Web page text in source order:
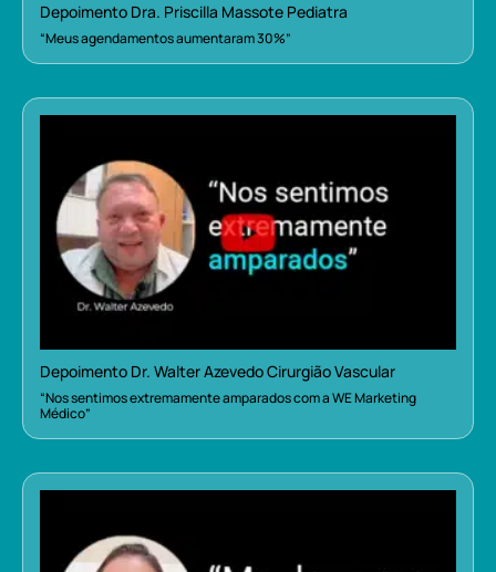
Depoimento Dra. Priscilla Massote Pediatra
“Meus agendamentos aumentaram 30%”
Depoimento Dr. Walter Azevedo Cirurgião Vascular
“Nos sentimos extremamente amparados com a WE Marketing
Médico”